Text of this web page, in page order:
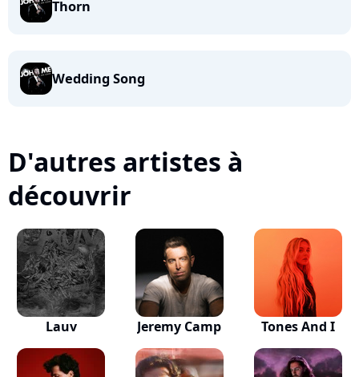
Thorn
Wedding Song
D'autres artistes à
découvrir
Lauv Jeremy Camp Tones And I